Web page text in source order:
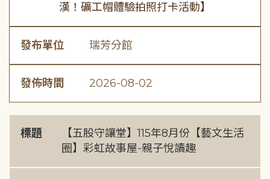
漢！礦工帽體驗拍照打卡活動】
發布單位 瑞芳分館
發佈時間 2026-08-02
標題
【五股守讓堂】115年8月份【藝文生活
圈】彩虹故事屋-親子悅讀趣